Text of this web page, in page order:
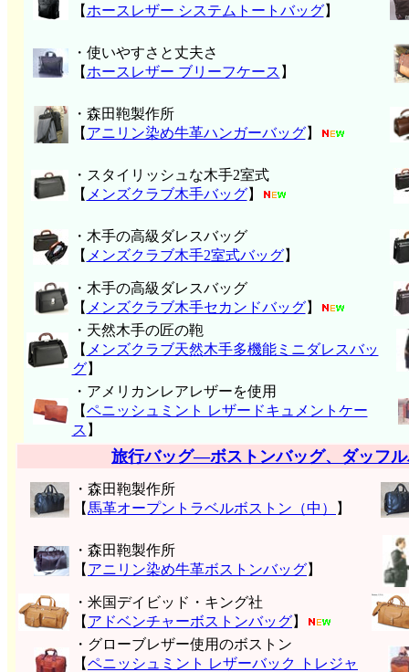
【 ホースレザー システムトートバッグ】
・使いやすさと丈夫さ
【 ホースレザー ブリーフケース 】
・森田鞄製作所
【 アニリン染め牛革ハンガーバッグ】
・スタイリッシュな木手2室式
【 メンズクラブ木手バッグ】
・木手の高級ダレスバッグ
【 メンズクラブ木手2室式バッグ】
・木手の高級ダレスバッグ
【 メンズクラブ木手セカンドバッグ】
・天然木手の匠の鞄
【 メンズクラブ天然木手多機能ミニダレスバッ
グ】
・アメリカンレアレザーを使用
【ペニッシュミント レザードキュメントケー
ス 】
旅行バッグ―ボストンバッグ、ダッフ
・森田鞄製作所
【 馬革オープントラベルボストン（中） 】
・森田鞄製作所
【 アニリン染め牛革ボストンバッグ】
・米国デイビッド・キング社
【 アドベンチャーボストンバッグ】
・グローブレザー使用のボストン
【ペニッシュミント レザーバック トレジャ